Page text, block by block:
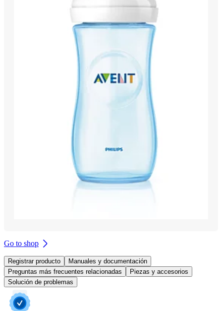
Go to shop
Registrar producto
Manuales y documentación
Preguntas más frecuentes relacionadas
Piezas y accesorios
Solución de problemas